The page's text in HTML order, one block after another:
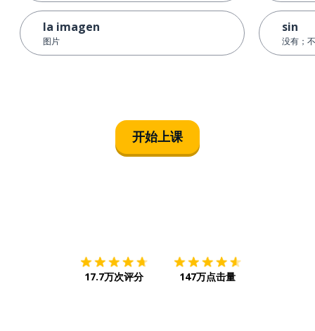
la imagen
图片
sin
没有；
开始上课
17.7万次评分 147万点击量